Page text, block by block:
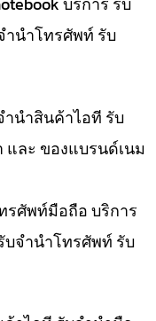
ำนำโทรศัพท์ รับ
นำสินค้าไอที รับ
ละ ของแบรนด์เนม
รศัพท์มือถือ บริการ
จำนำโทรศัพท์ รับ